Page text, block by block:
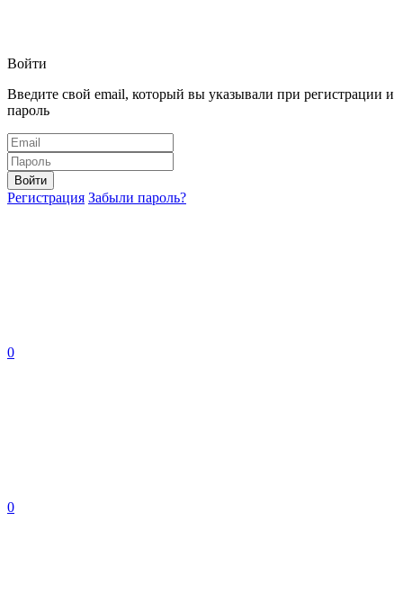
Войти
Введите свой email, который вы указывали при регистрации и
пароль
Войти
Регистрация Забыли пароль?
0
0